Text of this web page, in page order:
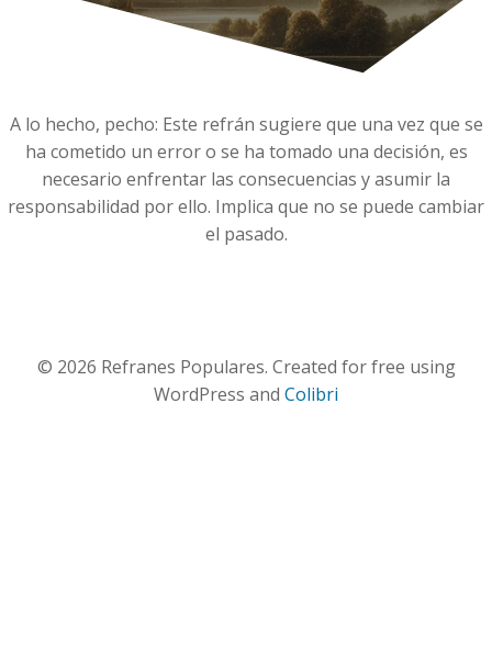
A lo hecho, pecho: Este refrán sugiere que una vez que se
ha cometido un error o se ha tomado una decisión, es
necesario enfrentar las consecuencias y asumir la
responsabilidad por ello. Implica que no se puede cambiar
el pasado.
© 2026 Refranes Populares. Created for free using
WordPress and Colibri